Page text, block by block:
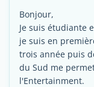
Bonjour,
Je suis étudiante
je suis en
trois année puis
du Sud me
l'Entertainment.